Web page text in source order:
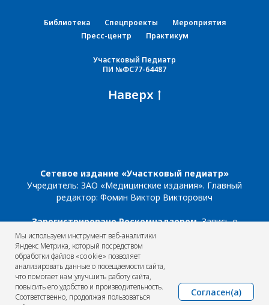
Библиотека Спецпроекты
Мероприятия
Пресс-центр
Практикум
Участковый Педиатр
ПИ №ФС77-64487
Наверх
Сетевое издание «Участковый педиатр»
Учредитель: ЗАО «Медицинские издания». Главный
редактор: Фомин Виктор Викторович
Зарегистрировано Роскомнадзором.Запись о
регистрации: ЭЛ № ФС 77-87199 от 05 апреля 2024 г.
Телефон редакции: +7 (495) 098-03-59. Эл. почта
редакции:info@omnidoctor.ru
РАЗМЕЩЕННАЯ ИНФОРМАЦИЯ
ПРЕДНАЗНАЧАЕТСЯ ИСКЛЮЧИТЕЛЬНО ДЛЯ
Мы используем инструмент веб-аналитики
Яндекс Метрика, который посредством
обработки файлов «cookie» позволяет
анализировать данные о посещаемости сайта,
что помогает нам улучшить работу сайта,
повысить его удобство и производительность.
Соответственно, продолжая пользоваться
Согласен(а)